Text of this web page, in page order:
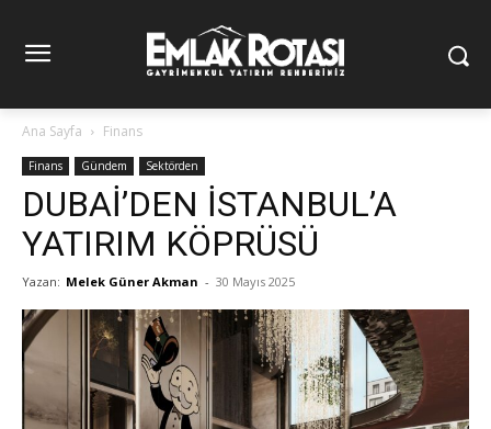
Ana Sayfa Finans
Finans Gündem Sektörden
DUBAİ’DEN İSTANBUL’A
YATIRIM KÖPRÜSÜ
Yazan: Melek Güner Akman - 30 Mayıs 2025